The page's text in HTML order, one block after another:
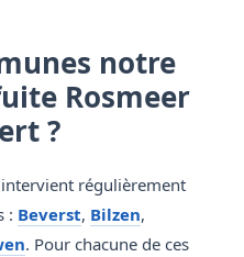
notre
Rosmeer
?
régulièrement
: Beverst, Bilzen,
. Pour chacune de ces